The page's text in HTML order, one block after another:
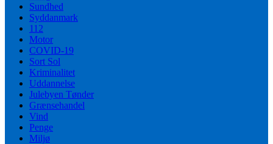
Sundhed
Syddanmark
112
Motor
COVID-19
Sort Sol
Kriminalitet
Uddannelse
Julebyen Tønder
Grænsehandel
Vind
Penge
Miljø